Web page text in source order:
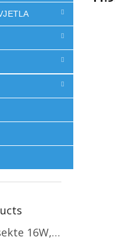
LUMIO zamka za insekte 16W, 1+1 gratis! [MKE004]